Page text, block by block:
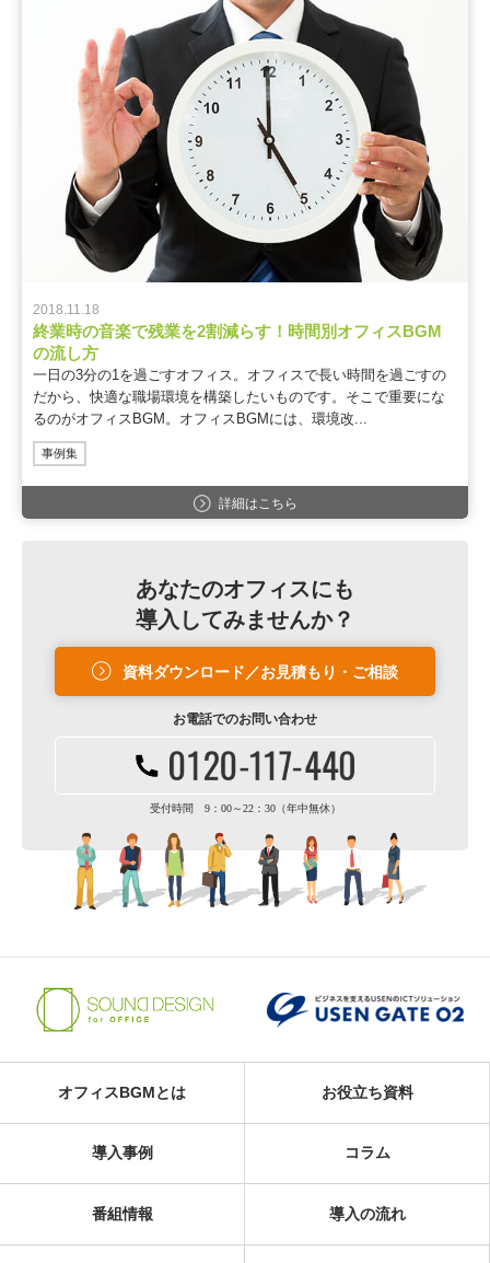
2018.11.18
終業時の音楽で残業を2割減らす！時間別オフィスBGM
の流し方
一日の3分の1を過ごすオフィス。オフィスで長い時間を過ごすの
だから、快適な職場環境を構築したいものです。そこで重要にな
るのがオフィスBGM。オフィスBGMには、環境改...
事例集
詳細はこちら
あなたのオフィスにも
導入してみませんか？
資料ダウンロード／お見積もり・ご相談
お電話でのお問い合わせ
受付時間 9：00～22：30（年中無休）
オフィスBGMとは お役立ち資料
導入事例 コラム
番組情報 導入の流れ